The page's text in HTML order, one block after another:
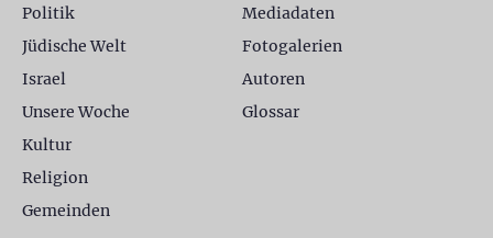
Politik
Jüdische Welt
Israel
Unsere Woche
Kultur
Religion
Gemeinden
Mediadaten
Fotogalerien
Autoren
Glossar